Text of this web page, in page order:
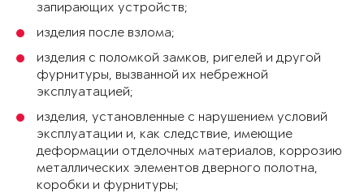
запирающих устройств;
изделия после взлома;
изделия с поломкой замков, ригелей и другой
фурнитуры, вызванной их небрежной
эксплуатацией;
изделия, установленные с нарушением условий
эксплуатации и, как следствие, имеющие
деформации отделочных материалов, коррозию
металлических элементов дверного полотна,
коробки и фурнитуры;